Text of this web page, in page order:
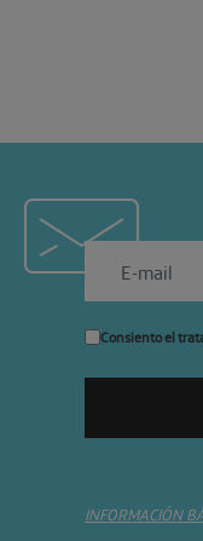
Consiento el
INFORMACIÓN